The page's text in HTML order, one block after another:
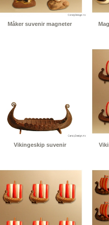
Måker suvenir magneter
Vikingeskip suvenir